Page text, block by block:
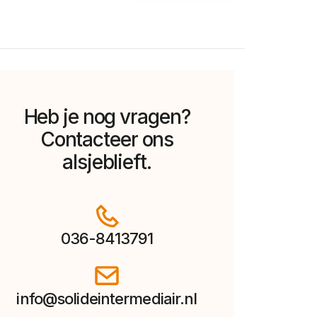
Heb je nog vragen?
Contacteer ons
alsjeblieft.
036-8413791
info@solideintermediair.nl